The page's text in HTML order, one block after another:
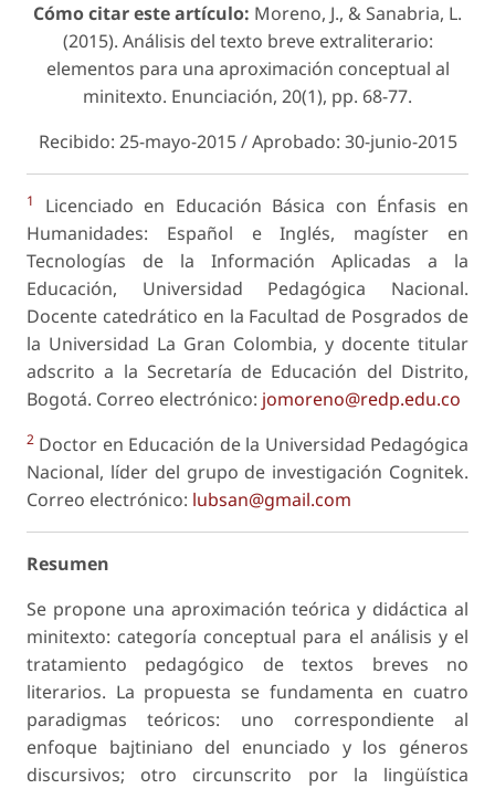
Cómo citar este artículo: Moreno, J., & Sanabria, L.
(2015). Análisis del texto breve extraliterario:
elementos para una aproximación conceptual al
minitexto. Enunciación, 20(1), pp. 68-77.
Recibido: 25-mayo-2015 / Aprobado: 30-junio-2015
1
Licenciado en Educación Básica con Énfasis en
Humanidades: Español e Inglés, magíster en
Tecnologías de la Información Aplicadas a la
Educación, Universidad Pedagógica Nacional.
Docente catedrático en la Facultad de Posgrados de
la Universidad La Gran Colombia, y docente titular
adscrito a la Secretaría de Educación del Distrito,
Bogotá. Correo electrónico: jomoreno@redp.edu.co
2 Doctor en Educación de la Universidad Pedagógica
Nacional, líder del grupo de investigación Cognitek.
Correo electrónico: lubsan@gmail.com
Resumen
Se propone una aproximación teórica y didáctica al
minitexto: categoría conceptual para el análisis y el
tratamiento pedagógico de textos breves no
literarios. La propuesta se fundamenta en cuatro
paradigmas teóricos: uno correspondiente al
enfoque bajtiniano del enunciado y los géneros
discursivos; otro circunscrito por la lingüística